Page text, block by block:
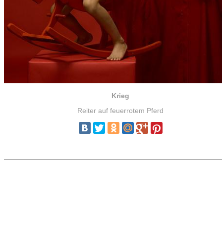
Krieg
Reiter auf feuerrotem Pferd